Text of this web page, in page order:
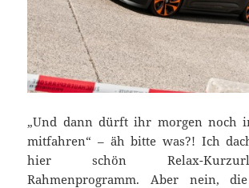
„Und dann dürft ihr morgen noch
mitfahren“ – äh bitte was?! Ich
hier schön Relax-
Rahmenprogramm. Aber nein,